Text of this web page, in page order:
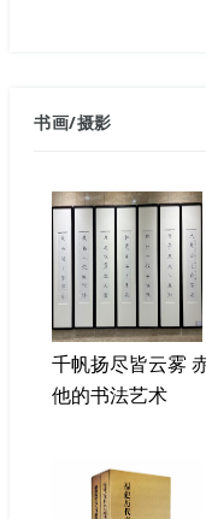
书画/摄影
千帆扬尽皆云雾
他的书法艺术